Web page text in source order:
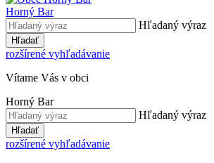
Horný Bar
Hľadaný výraz
Hľadať
rozšírené vyhľadávanie
Vítame Vás v obci
Horný Bar
Hľadaný výraz
Hľadať
rozšírené vyhľadávanie